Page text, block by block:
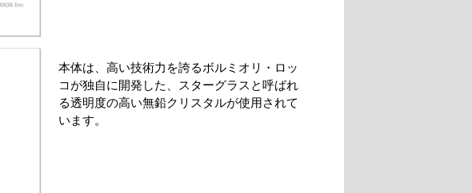
本体は、高い技術力を誇るボルミオリ・ロッ
コが独自に開発した、スターグラスと呼ばれ
る透明度の高い無鉛クリスタルが使用されて
います。